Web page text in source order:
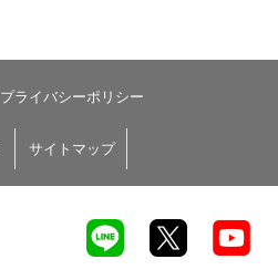
プライバシーポリシー
サイトマップ